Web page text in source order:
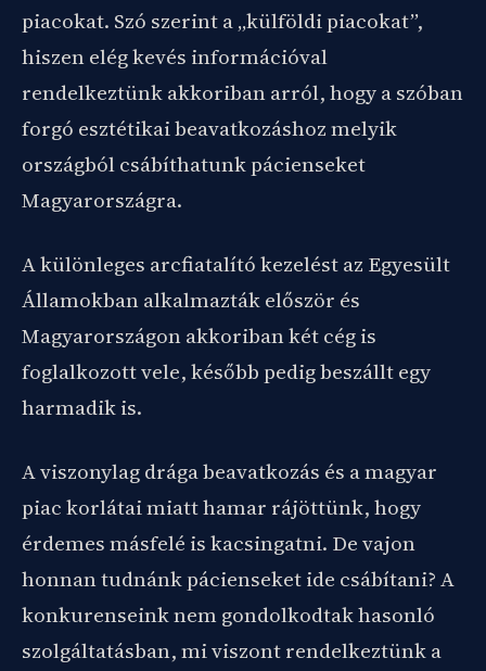
piacokat. Szó szerint a „külföldi piacokat”,
hiszen elég kevés információval
rendelkeztünk akkoriban arról, hogy a szóban
forgó esztétikai beavatkozáshoz melyik
országból csábíthatunk pácienseket
Magyarországra.
A különleges arcfiatalító kezelést az Egyesült
Államokban alkalmazták először és
Magyarországon akkoriban két cég is
foglalkozott vele, később pedig beszállt egy
harmadik is.
A viszonylag drága beavatkozás és a magyar
piac korlátai miatt hamar rájöttünk, hogy
érdemes másfelé is kacsingatni. De vajon
honnan tudnánk pácienseket ide csábítani? A
konkurenseink nem gondolkodtak hasonló
szolgáltatásban, mi viszont rendelkeztünk a